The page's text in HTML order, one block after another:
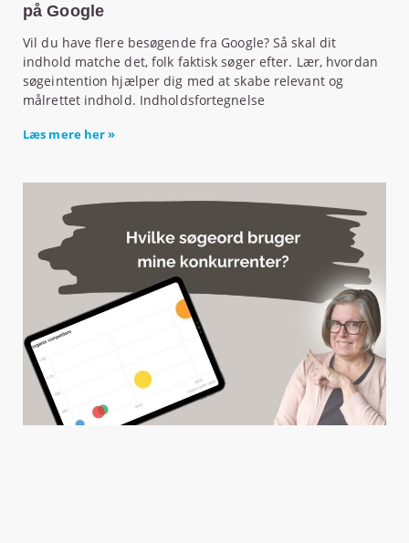
på Google
Vil du have flere besøgende fra Google? Så skal dit
indhold matche det, folk faktisk søger efter. Lær, hvordan
søgeintention hjælper dig med at skabe relevant og
målrettet indhold. Indholdsfortegnelse
Læs mere her »